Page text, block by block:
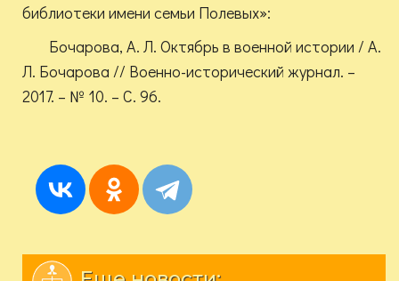
библиотеки имени семьи Полевых»:
Бочарова, А. Л. Октябрь в военной истории / А.
Л. Бочарова // Военно-исторический журнал. –
2017. – № 10. – С. 96.